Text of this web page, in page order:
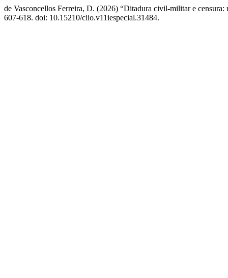
de Vasconcellos Ferreira, D. (2026) “Ditadura civil-militar e
607-618. doi: 10.15210/clio.v11iespecial.31484.